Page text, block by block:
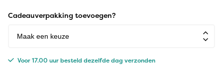
Cadeauverpakking toevoegen?
Voor 17.00 uur besteld dezelfde dag verzonden